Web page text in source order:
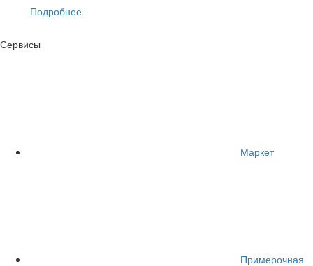
Подробнее
Сервисы
Маркет
Примерочная